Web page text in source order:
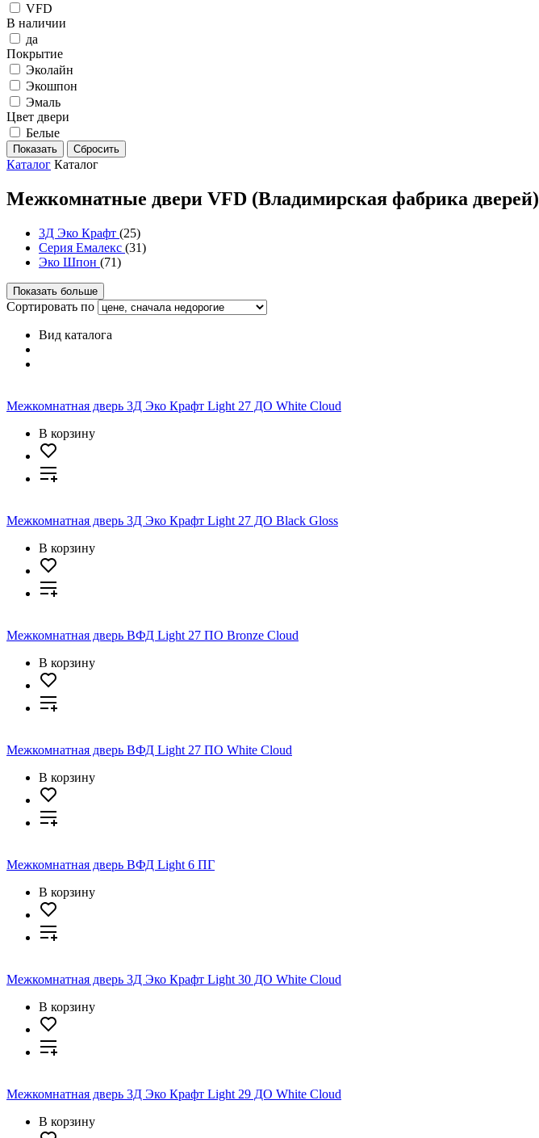
VFD
В наличии
да
Покрытие
Эколайн
Экошпон
Эмаль
Цвет двери
Белые
Каталог Каталог
Межкомнатные двери VFD (Владимирская фабрика дверей)
3Д Эко Крафт (25)
Серия Емалекс (31)
Эко Шпон (71)
Показать больше
Сортировать по
Вид каталога
Межкомнатная дверь 3Д Эко Крафт Light 27 ДО White Cloud
В корзину
Межкомнатная дверь 3Д Эко Крафт Light 27 ДО Black Gloss
В корзину
Межкомнатная дверь ВФД Light 27 ПО Bronze Cloud
В корзину
Межкомнатная дверь ВФД Light 27 ПО White Cloud
В корзину
Межкомнатная дверь ВФД Light 6 ПГ
В корзину
Межкомнатная дверь 3Д Эко Крафт Light 30 ДО White Cloud
В корзину
Межкомнатная дверь 3Д Эко Крафт Light 29 ДО White Cloud
В корзину